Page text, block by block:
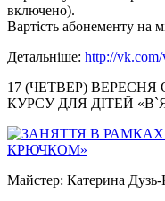
включено).
Вартість абонементу на
Детальніше: http://
17 (ЧЕТВЕР) ВЕРЕСНЯ
КУРСУ ДЛЯ ДІТЕЙ
Майстер: Катерина Дузь-